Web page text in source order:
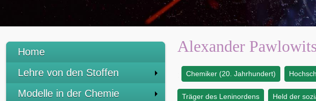
Home
Lehre von den Stoffen
Modelle in der Chemie
Alexander
Chemiker (20. Jahrhundert)
Träger des Leninordens Held der